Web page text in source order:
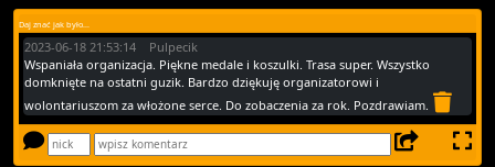
Daj znać jak było...
2023-06-18 21:53:14 Pulpecik
Wspaniała organizacja. Piękne medale i koszulki. Trasa super. Wszystko
domknięte na ostatni guzik. Bardzo dziękuję organizatorowi i
wolontariuszom za włożone serce. Do zobaczenia za rok. Pozdrawiam.